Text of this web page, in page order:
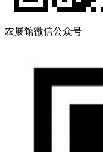
农展馆微信公众号